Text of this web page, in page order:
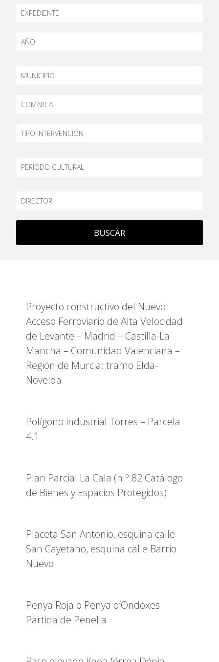
EXPEDIENTE
AÑO
MUNICIPIO
COMARCA
TIPO
PERÍODO
DIRECTOR
BUSCAR
Proyecto constructivo del Nuevo
Acceso Ferroviario de Alta Velocidad
de Levante – Madrid – Castilla-La
Mancha – Comunidad Valenciana –
Región de Murcia: tramo Elda-
Novelda
Polígono industrial Torres – Parcela
4.1
Plan Parcial La Cala (n.º 82 Catálogo
de Bienes y Espacios Protegidos)
Placeta San Antonio, esquina calle
San Cayetano, esquina calle Barrio
Nuevo
Penya Roja o Penya d’Ondoxes.
Partida de Penella